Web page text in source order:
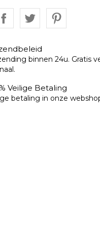
binnen 24u. Gratis
Veilige Betaling
betaling in onze